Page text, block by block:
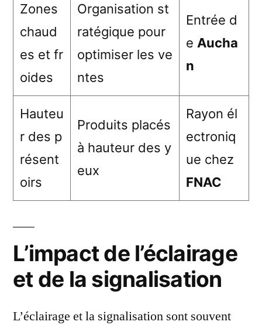
Zones
chaud
es et fr
oides
Organisation st
ratégique pour
optimiser les ve
ntes
Entrée d
e Aucha
n
Hauteu
r des p
résent
oirs
Produits placés
à hauteur des y
eux
Rayon él
ectroniq
ue chez
FNAC
L’impact de l’éclairage
et de la signalisation
L’éclairage et la signalisation sont souvent